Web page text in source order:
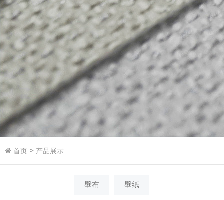
首页 > 产品展示
壁布 壁纸